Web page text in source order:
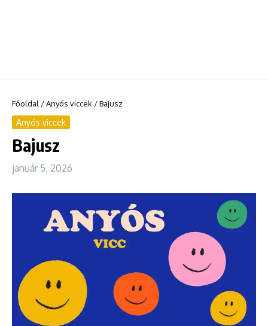
Főoldal /Anyós viccek /Bajusz
Anyós viccek
Bajusz
január 5, 2026